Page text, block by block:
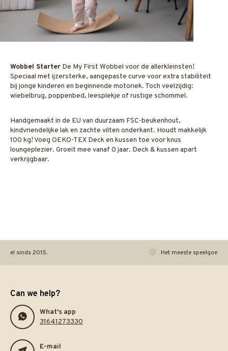
Wobbel Starter De My First Wobbel voor de allerkleinsten!
Speciaal met ijzersterke, aangepaste curve voor extra stabiliteit
bij jonge kinderen en beginnende motoriek. Toch veelzijdig:
wiebelbrug, poppenbed, leesplekje of rustige schommel.
Handgemaakt in de EU van duurzaam FSC-beukenhout,
kindvriendelijke lak en zachte vilten onderkant. Houdt makkelijk
100 kg! Voeg OEKO-TEX Deck en kussen toe voor knus
loungeplezier. Groeit mee vanaf 0 jaar. Deck & kussen apart
verkrijgbaar.
sinds 2015. Het meeste speelgoed
Can we help?
What's app
31641273330
E-mail